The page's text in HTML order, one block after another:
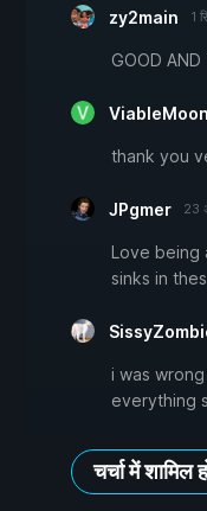
zy2main 1
GOOD
thank you
JPgmer 23
Love being
sinks in
i was
everything
चर्चा में शामिल